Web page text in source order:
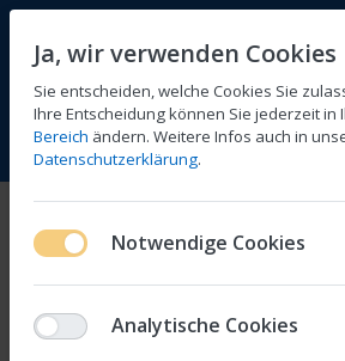
Menü Anmelden Vergleichen
Ja, wir verwenden Cookies
Sie entscheiden, welche Cookies Sie
Ihre Entscheidung können Sie jederzeit in
Bereich ändern. Weitere Infos auch in
Datenschutzerklärung.
Notwendige Cookies
Analytische Cookies